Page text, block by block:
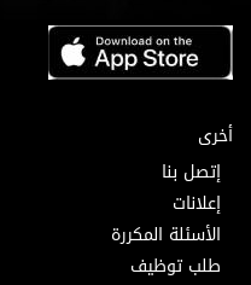
أخرى
إتصل بنا
إعلانات
الأسئلة المكررة
طلب توظيف